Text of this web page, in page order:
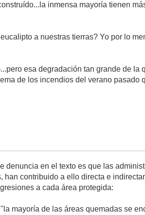
inmensa mayoría tienen
a nuestras tierras? Yo por lo
esa degradación tan grande de la
de los incendios del verano pasado
denuncia en el texto es que las
contribuido a ello directa e
a cada área protegida:
mayoría de las áreas quemadas se